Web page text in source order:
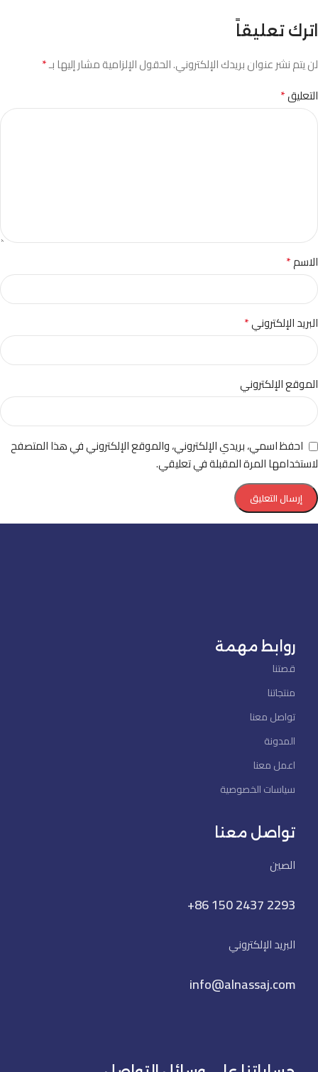
اترك تعليقاً
لن يتم نشر عنوان بريدك الإلكتروني.الحقول الإلزامية مشار إليها بـ*
التعليق*
الاسم*
البريد الإلكتروني*
الموقع الإلكتروني
احفظ اسمي، بريدي الإلكتروني، والموقع الإلكتروني في هذا المتصفح
لاستخدامها المرة المقبلة في تعليقي.
روابط مهمة
قصتنا
منتجاتنا
تواصل معنا
المدونة
اعمل معنا
سياسات الخصوصية
تواصل معنا
الصين
+86 150 2437 2293
البريد الإلكتروني
info@alnassaj.com